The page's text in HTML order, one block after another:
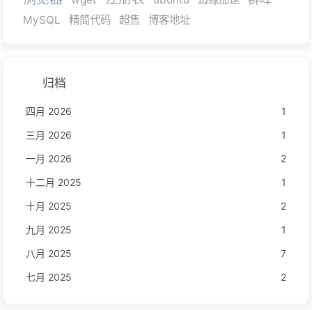
MySQL 精简代码 超售 博客地址
归档
四月 2026
1
三月 2026
1
一月 2026
2
十二月 2025
1
十月 2025
2
九月 2025
1
八月 2025
7
七月 2025
2